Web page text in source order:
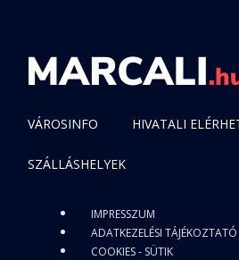
VÁROSINFO HIVATALI
SZÁLLÁSHELYEK
IMPRESSZUM
ADATKEZELÉSI TÁJÉKOZTATÓ
COOKIES - SÜTIK